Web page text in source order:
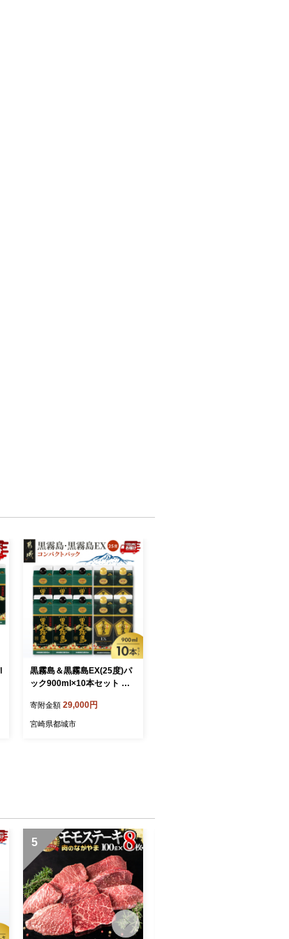
黒霧島＆黒霧島EX(25度)パ
ック900ml×10本セット ≪
0-002-Q
寄附金額 29,000円
宮崎県都城市
5